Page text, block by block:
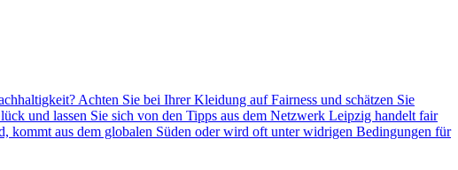
Achten Sie bei Ihrer Kleidung auf Fairness und schätzen Sie
und lassen Sie sich von den Tipps aus dem Netzwerk Leipzig handelt fair
kommt aus dem globalen Süden oder wird oft unter widrigen Bedingungen für